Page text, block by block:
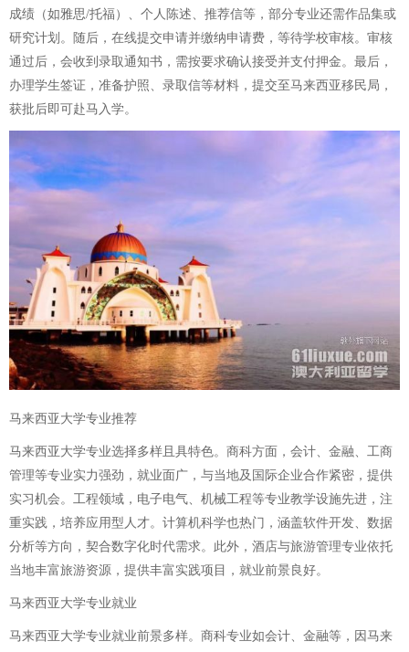
成绩（如雅思/托福）、个人陈述、推荐信等，部分专业还需作品集或
研究计划。随后，在线提交申请并缴纳申请费，等待学校审核。审核
通过后，会收到录取通知书，需按要求确认接受并支付押金。最后，
办理学生签证，准备护照、录取信等材料，提交至马来西亚移民局，
获批后即可赴马入学。
马来西亚大学专业推荐
马来西亚大学专业选择多样且具特色。商科方面，会计、金融、工商
管理等专业实力强劲，就业面广，与当地及国际企业合作紧密，提供
实习机会。工程领域，电子电气、机械工程等专业教学设施先进，注
重实践，培养应用型人才。计算机科学也热门，涵盖软件开发、数据
分析等方向，契合数字化时代需求。此外，酒店与旅游管理专业依托
当地丰富旅游资源，提供丰富实践项目，就业前景良好。
马来西亚大学专业就业
马来西亚大学专业就业前景多样。商科专业如会计、金融等，因马来